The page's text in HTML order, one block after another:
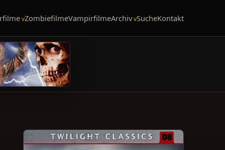
ZombiefilmeVampirfilmeArchiv SucheKontakt